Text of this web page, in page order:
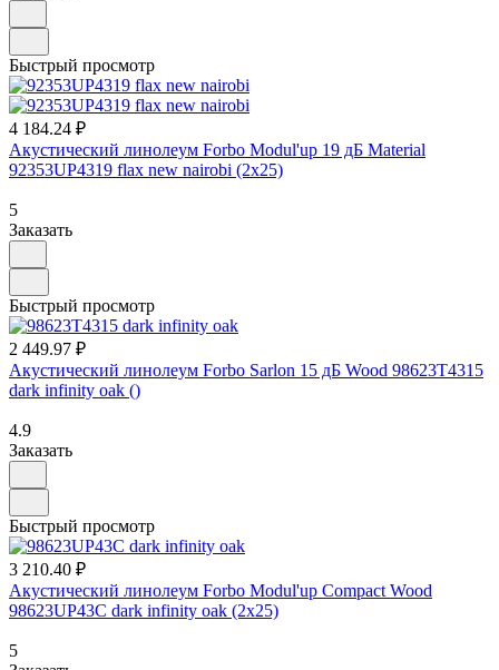
Быстрый просмотр
4 184.24 ₽
Акустический линолеум Forbo Modul'up 19 дБ Material
92353UP4319 flax new nairobi (2х25)
5
Заказать
Быстрый просмотр
2 449.97 ₽
Акустический линолеум Forbo Sarlon 15 дБ Wood 98623T4315
dark infinity oak ()
4.9
Заказать
Быстрый просмотр
3 210.40 ₽
Акустический линолеум Forbo Modul'up Compact Wood
98623UP43C dark infinity oak (2х25)
5